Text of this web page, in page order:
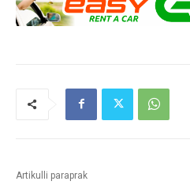
Artikulli paraprak